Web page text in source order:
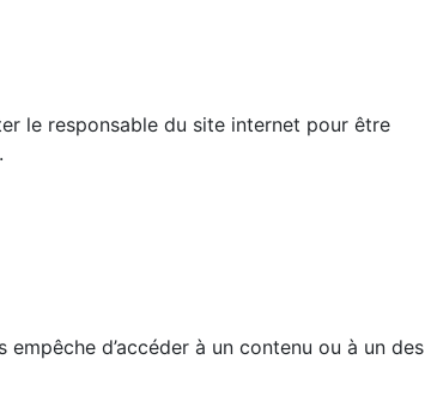
le responsable du site internet pour être
d’accéder à un contenu ou à un des